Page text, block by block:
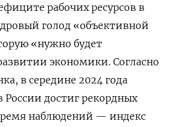
рабочих ресурсов в
голод «объективной
«нужно будет
экономики. Согласно
в середине 2024 года
достиг рекордных
наблюдений — индекс